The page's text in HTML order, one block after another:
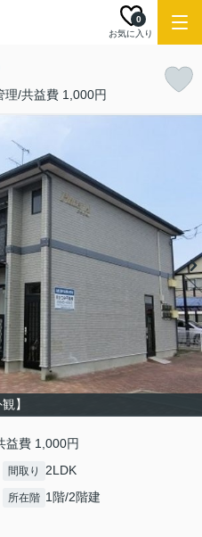
お気に入り
0
理/共益費 1,000円
観】
益費 1,000円
間取り 2LDK
所在階 1階/2階建